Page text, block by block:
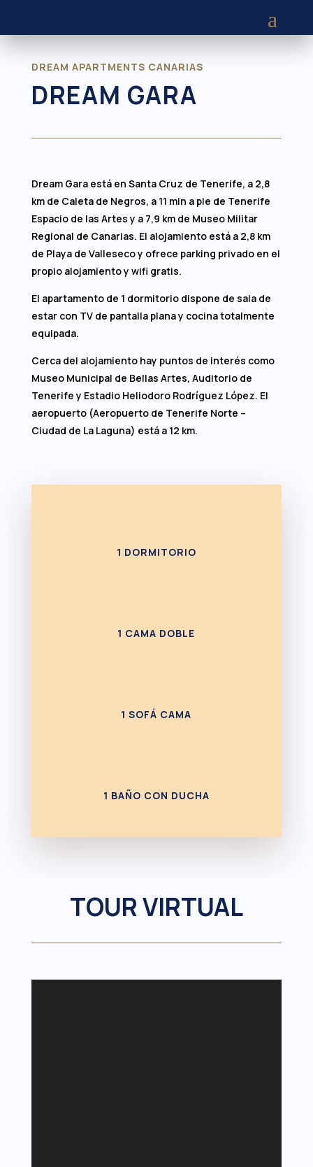
DREAM APARTMENTS CANARIAS
DREAM GARA
Dream Gara está en Santa Cruz de Tenerife, a 2,8
km de Caleta de Negros, a 11 min a pie de Tenerife
Espacio de las Artes y a 7,9 km de Museo Militar
Regional de Canarias. El alojamiento está a 2,8 km
de Playa de Valleseco y ofrece parking privado en el
propio alojamiento y wifi gratis.
El apartamento de 1 dormitorio dispone de sala de
estar con TV de pantalla plana y cocina totalmente
equipada.
Cerca del alojamiento hay puntos de interés como
Museo Municipal de Bellas Artes, Auditorio de
Tenerife y Estadio Heliodoro Rodríguez López. El
aeropuerto (Aeropuerto de Tenerife Norte –
Ciudad de La Laguna) está a 12 km.
1 DORMITORIO
1 CAMA DOBLE
1 SOFÁ CAMA
1 BAÑO CON DUCHA
TOUR VIRTUAL